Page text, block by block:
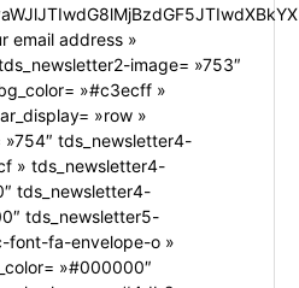
email address »
image= »753″
»#c3ecff »
»row »
tds_newsletter4-
» tds_newsletter4-
tds_newsletter4-
tds_newsletter5-
fa-envelope-o »
»#000000″